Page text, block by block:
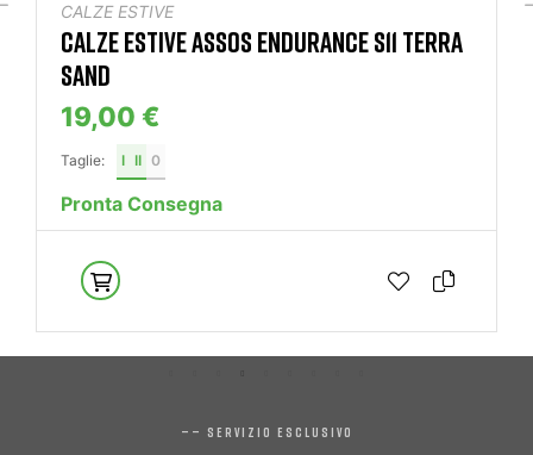
CALZE ESTIVE
CALZE ESTIVE ASSOS ENDURANCE S11 TERRA
SAND
19,00 €
Taglie: I II 0
Pronta Consegna
—— SERVIZIO ESCLUSIVO